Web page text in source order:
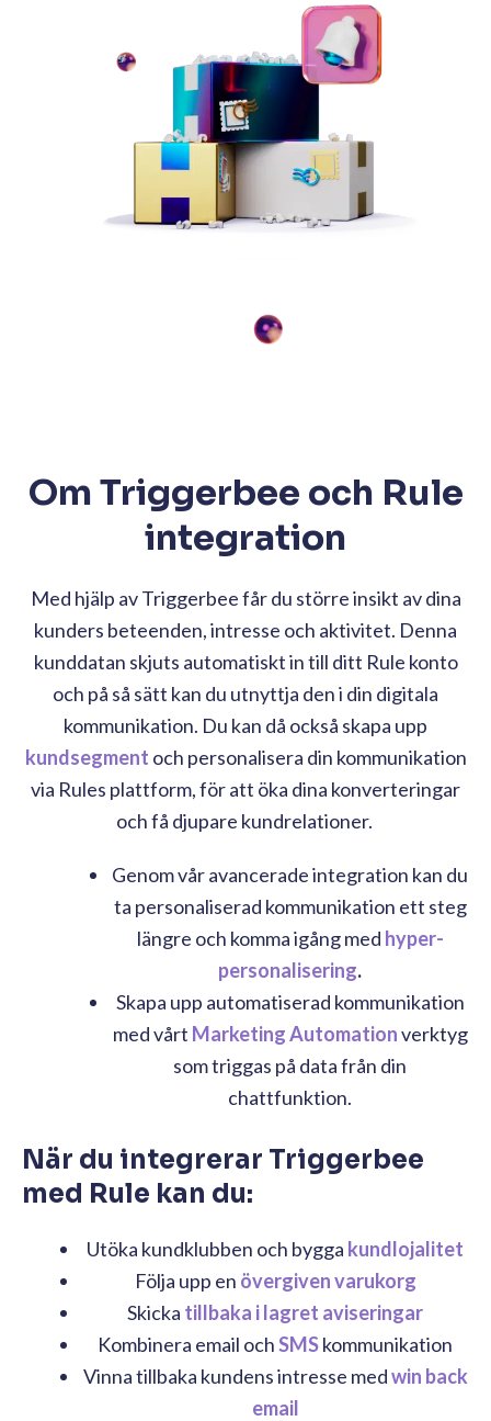
Om Triggerbee och Rule
integration
Med hjälp av Triggerbee får du större insikt av dina
kunders beteenden, intresse och aktivitet. Denna
kunddatan skjuts automatiskt in till ditt Rule konto
och på så sätt kan du utnyttja den i din digitala
kommunikation. Du kan då också skapa upp
kundsegment och personalisera din kommunikation
via Rules plattform, för att öka dina konverteringar
och få djupare kundrelationer.
Genom vår avancerade integration kan du
ta personaliserad kommunikation ett steg
längre och komma igång med hyper-
personalisering.
Skapa upp automatiserad kommunikation
med vårt Marketing Automationverktyg
som triggas på data från din
chattfunktion.
När du integrerar Triggerbee
med Rule kan du:
Utöka kundklubben och bygga kundlojalitet
Följa upp en övergiven varukorg
Skicka tillbaka i lagret aviseringar
Kombinera email ochSMSkommunikation
Vinna tillbaka kundens intresse medwin back
email